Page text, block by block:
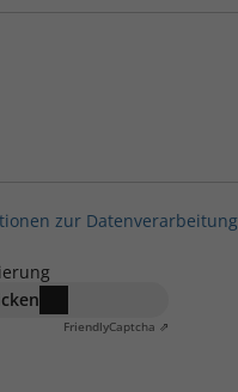
zur Datenverarbeitung
FriendlyCaptcha ⇗